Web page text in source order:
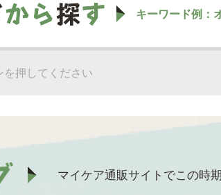
キーワード例：
マイケア通販サイトでこの時